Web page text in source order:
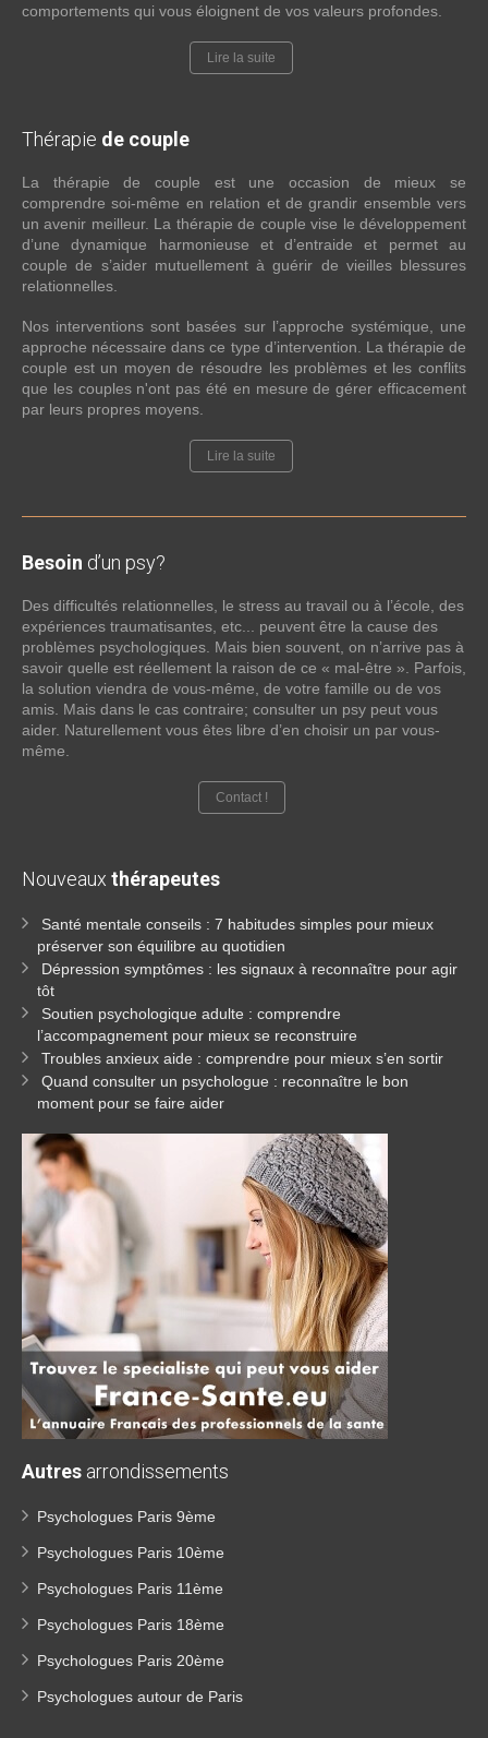
comportements qui vous éloignent de vos valeurs profondes.
Lire la suite
Thérapie de couple
La thérapie de couple est une occasion de mieux se
comprendre soi-même en relation et de grandir ensemble vers
un avenir meilleur. La thérapie de couple vise le développement
d’une dynamique harmonieuse et d’entraide et permet au
couple de s’aider mutuellement à guérir de vieilles blessures
relationnelles.
Nos interventions sont basées sur l’approche systémique, une
approche nécessaire dans ce type d’intervention. La thérapie de
couple est un moyen de résoudre les problèmes et les conflits
que les couples n'ont pas été en mesure de gérer efficacement
par leurs propres moyens.
Lire la suite
Besoin d’un psy?
Des difficultés relationnelles, le stress au travail ou à l’école, des
expériences traumatisantes, etc... peuvent être la cause des
problèmes psychologiques. Mais bien souvent, on n’arrive pas à
savoir quelle est réellement la raison de ce « mal-être ». Parfois,
la solution viendra de vous-même, de votre famille ou de vos
amis. Mais dans le cas contraire; consulter un psy peut vous
aider. Naturellement vous êtes libre d’en choisir un par vous-
même.
Contact !
Nouveaux thérapeutes
Santé mentale conseils : 7 habitudes simples pour mieux
préserver son équilibre au quotidien
Dépression symptômes : les signaux à reconnaître pour agir
tôt
Soutien psychologique adulte : comprendre
l’accompagnement pour mieux se reconstruire
Troubles anxieux aide : comprendre pour mieux s’en sortir
Quand consulter un psychologue : reconnaître le bon
moment pour se faire aider
Autres arrondissements
Psychologues Paris 9ème
Psychologues Paris 10ème
Psychologues Paris 11ème
Psychologues Paris 18ème
Psychologues Paris 20ème
Psychologues autour de Paris